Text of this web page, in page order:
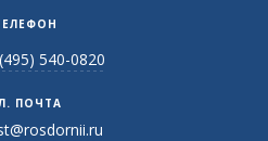
540-0820
ПОЧТА